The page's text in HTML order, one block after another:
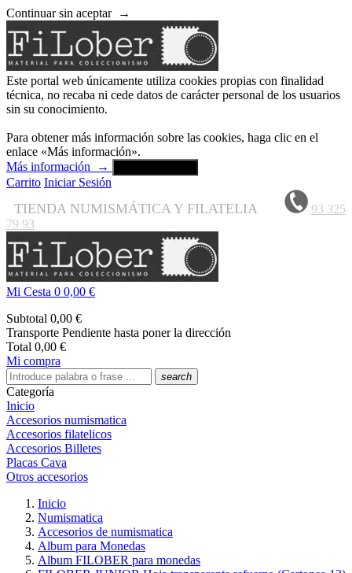
Continuar sin aceptar →
Este portal web únicamente utiliza cookies propias con finalidad
técnica, no recaba ni cede datos de carácter personal de los usuarios
sin su conocimiento.
Para obtener más información sobre las cookies, haga clic en el
enlace «Más información».
Más información
→
Carrito Iniciar Sesión
TIENDA NUMISMÁTICA Y FILATELIA
93 325
79 93
Mi Cesta 0 0,00 €
Subtotal 0,00 €
Transporte Pendiente hasta poner la dirección
Total 0,00 €
Mi compra
search
Categoría
Inicio
Accesorios numismatica
Accesorios filatelicos
Accesorios Billetes
Placas Cava
Otros accesorios
Inicio
Numismatica
Accesorios de numismatica
Album para Monedas
Album FILOBER para monedas